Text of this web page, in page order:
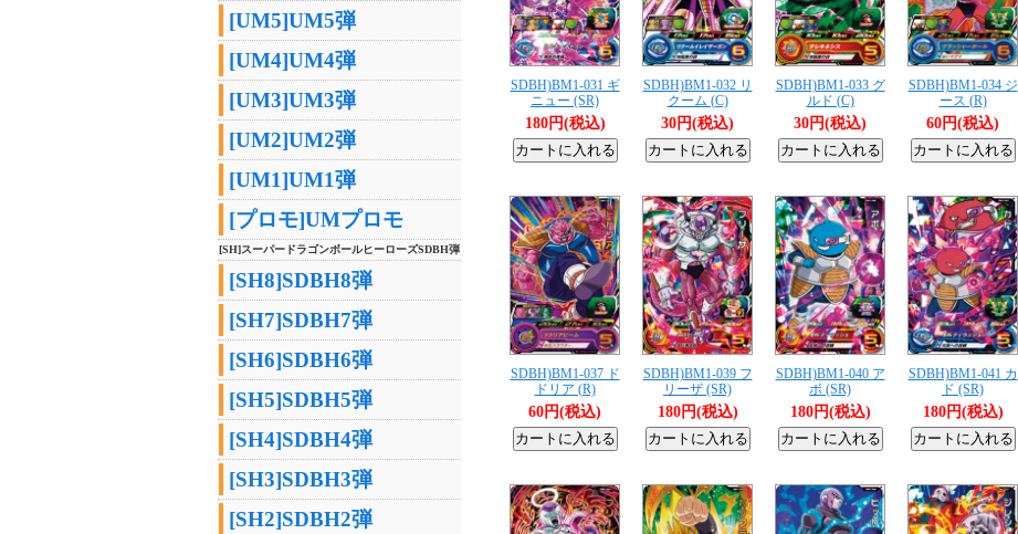
[UM5]UM5弾
[UM4]UM4弾
[UM3]UM3弾
[UM2]UM2弾
[UM1]UM1弾
[プロモ]UMプロモ
[SH]スーパードラゴンボールヒーローズSDBH弾
[SH8]SDBH8弾
[SH7]SDBH7弾
[SH6]SDBH6弾
[SH5]SDBH5弾
[SH4]SDBH4弾
[SH3]SDBH3弾
[SH2]SDBH2弾
SDBH)BM1-031 ギ
ニュー (SR)
180円(税込)
SDBH)BM1-032 リ
クーム (C)
30円(税込)
SDBH)BM1-033 グ
ルド (C)
30円(税込)
SDBH)BM1-034 ジ
ース (R)
60円(税込)
SDBH)BM1-037 ド
ドリア (R)
60円(税込)
SDBH)BM1-039 フ
リーザ (SR)
180円(税込)
SDBH)BM1-040 ア
ボ (SR)
180円(税込)
SDBH)BM1-041 カ
ド (SR)
180円(税込)